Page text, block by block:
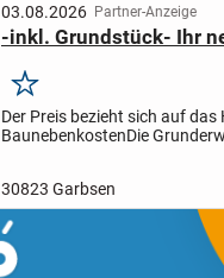
03.08.2026 Partner-Anzeige
-inkl. Grundstück- Ihr
Merken
Der Preis bezieht sich auf
BaunebenkostenDie
30823 Garbsen